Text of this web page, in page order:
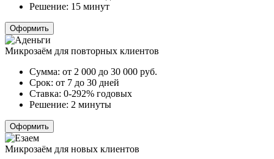
Решение: 15 минут
Оформить
Микрозаём для повторных клиентов
Сумма: от 2 000 до 30 000 руб.
Срок: от 7 до 30 дней
Ставка: 0-292% годовых
Решение: 2 минуты
Оформить
Микрозаём для новых клиентов